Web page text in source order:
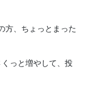
方、ちょっとまった
くっと増やして、投